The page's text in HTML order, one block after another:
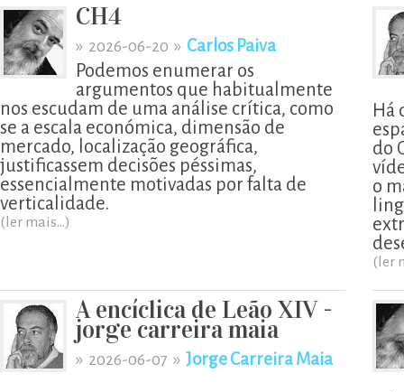
CH4
» 2026-06-20 » Carlos Paiva
Podemos enumerar os
argumentos que habitualmente
nos escudam de uma análise crítica, como
se a escala económica, dimensão de
mercado, localização geográfica,
justificassem decisões péssimas,
essencialmente motivadas por falta de
verticalidade.
(ler mais...)
Há
do
o
(ler
A encíclica de Leão XIV -
jorge carreira maia
» 2026-06-07 » Jorge Carreira Maia